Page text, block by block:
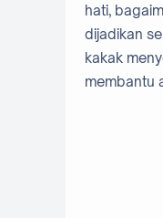
hati,
dijadikan
kakak
membantu